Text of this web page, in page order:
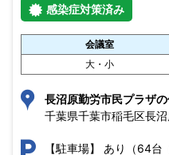
感染症対策済み
会議室
大・小
長沼原勤労市民プラザ
千葉県千葉市稲毛区長
【駐車場】 あり（64台